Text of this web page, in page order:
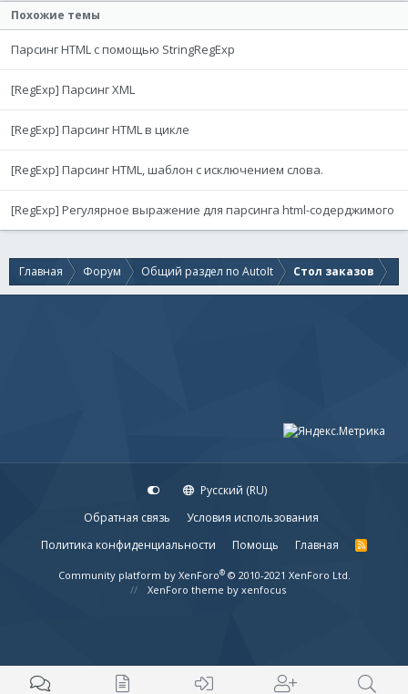
Похожие темы
Парсинг HTML с помощью StringRegExp
[RegExp] Парсинг XML
[RegExp] Парсинг HTML в цикле
[RegExp] Парсинг HTML, шаблон с исключением слова.
[RegExp] Регулярное выражение для парсинга html-содерджимого
Главная Форум Общий раздел по AutoIt Стол заказов
Русский (RU)
Обратная связь
Условия использования
Политика конфиденциальности
Помощь Главная
R
S
Community platform by XenForo® © 2010-2021 XenForo Ltd.
XenForo theme by xenfocus